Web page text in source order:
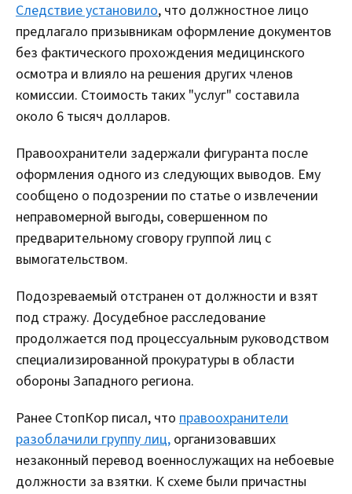
Следствие установило, что должностное лицо
предлагало призывникам оформление документов
без фактического прохождения медицинского
осмотра и влияло на решения других членов
комиссии. Стоимость таких "услуг" составила
около 6 тысяч долларов.
Правоохранители задержали фигуранта после
оформления одного из следующих выводов. Ему
сообщено о подозрении по статье о извлечении
неправомерной выгоды, совершенном по
предварительному сговору группой лиц с
вымогательством.
Подозреваемый отстранен от должности и взят
под стражу. Досудебное расследование
продолжается под процессуальным руководством
специализированной прокуратуры в области
обороны Западного региона.
Ранее СтопКор писал, что правоохранители
разоблачили группу лиц, организовавших
незаконный перевод военнослужащих на небоевые
должности за взятки. К схеме были причастны